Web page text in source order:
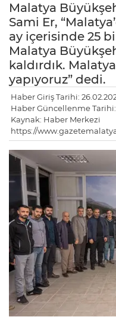
Malatya
Sami Er,
ay içerisinde 25
Malatya
kaldırdık.
yapıyoruz” dedi.
Haber Giriş Tarihi:
Haber Güncellenme Tarihi:
Kaynak: Haber Merkezi
https://